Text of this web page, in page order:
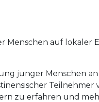
Menschen auf lokaler
junger Menschen an
Teilnehmer
zu erfahren und